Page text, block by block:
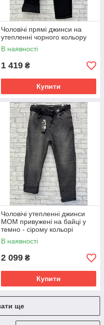
Чоловічі прямі джинси на
утепленні чорного кольору
В наявності
1 419 ₴
Купити
Чоловічі утепленні джинси
MOM привужені на байці у
темно - сірому кольорі
В наявності
2 099 ₴
Купити
ще